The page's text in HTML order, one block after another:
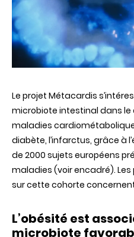
Le projet Métacardis
microbiote intestinal dans
maladies
diabète, l’infarctus, grâce à
de 2000 sujets européens
maladies (voir encadré).
sur cette cohorte concernent
L’obésité est
microbiote